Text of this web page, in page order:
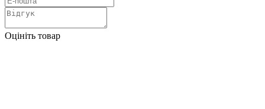
Оцініть товар